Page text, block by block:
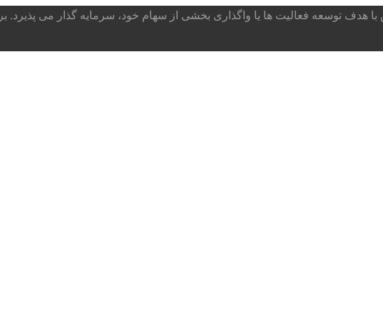
با هدف توسعه فعالیت ها یا واگذاری بخشی از سهام خود، سرمایه گذار می پذیرد. برای